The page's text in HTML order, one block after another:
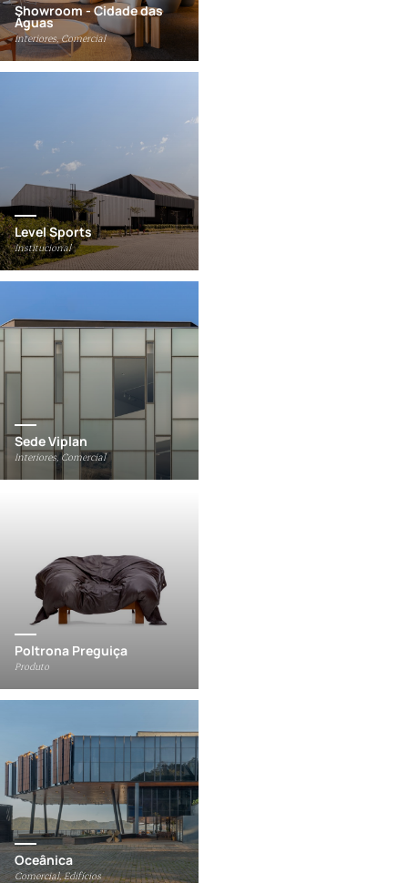
Showroom - Cidade das
Águas
Interiores, Comercial
Level Sports
Institucional
Sede Viplan
Interiores, Comercial
Poltrona Preguiça
Produto
Oceânica
Comercial, Edifícios